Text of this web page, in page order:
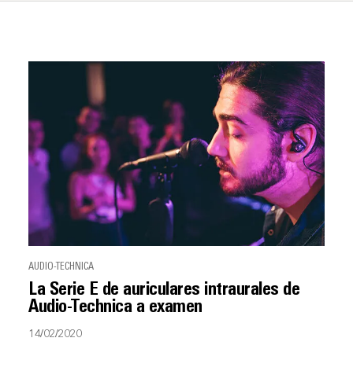
AUDIO-TECHNICA
La Serie E de auriculares intraurales de
Audio-Technica a examen
14/02/2020